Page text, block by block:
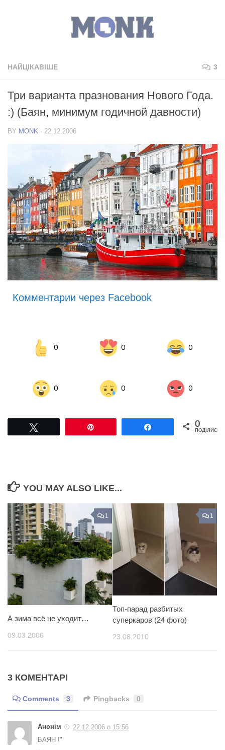
НАЙЦІКАВІШЕ 3
Три варианта празнования Нового Года.
:) (Баян, минимум годичной давности)
BY MONK · 22.12.2006
Комментарии через Facebook
0 0 0
0 0 0
Поділитися0
ПОДІЛИСЬ
YOU MAY ALSO LIKE...
1
А зима всё не уходит…
09.03.2006
1
Топ-парад разбитых
суперкаров (24 фото)
23.08.2010
3 КОМЕНТАРІ
Comments 3 Pingbacks 0
Анонім
22.12.2006 о 15:56
БАЯН !"